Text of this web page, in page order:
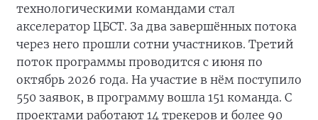
технологическими командами стал
акселератор ЦБСТ. За два завершённых потока
через него прошли сотни участников. Третий
поток программы проводится с июня по
октябрь 2026 года. На участие в нём поступило
550 заявок, в программу вошла 151 команда. С
проектами работают 14 трекеров и более 90